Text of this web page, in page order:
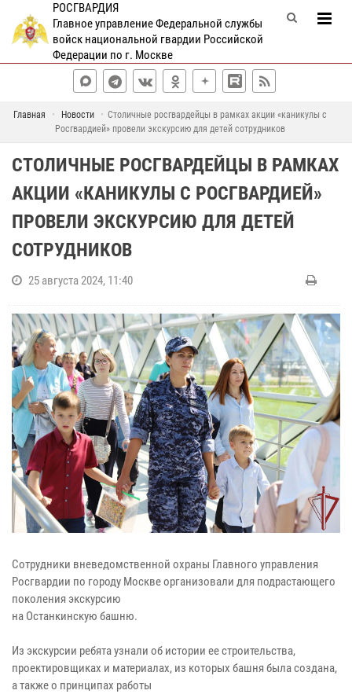
РОСГВАРДИЯ
Главное управление Федеральной службы
войск национальной гвардии Российской
Федерации по г. Москве
Главная Новости
Столичные росгвардейцы в рамках акции «каникулы с
Росгвардией» провели экскурсию для детей сотрудников
СТОЛИЧНЫЕ РОСГВАРДЕЙЦЫ В РАМКАХ
АКЦИИ «КАНИКУЛЫ С РОСГВАРДИЕЙ»
ПРОВЕЛИ ЭКСКУРСИЮ ДЛЯ ДЕТЕЙ
СОТРУДНИКОВ
25 августа 2024, 11:40
Сотрудники вневедомственной охраны Главного управления
Росгвардии по городу Москве организовали для подрастающего
поколения экскурсию
на Останкинскую башню.
Из экскурсии ребята узнали об истории ее строительства,
проектировщиках и материалах, из которых башня была создана,
а также о принципах работы